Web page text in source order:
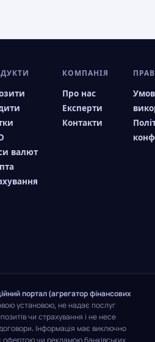
валют
КОМПАНІЯ
Про нас
Експерти
Контакти
портал (агрегатор фінансових
установою, не надає послуг
чи страхування і не несе
договори. Інформація має виключно
офертою чи рекламою банківських